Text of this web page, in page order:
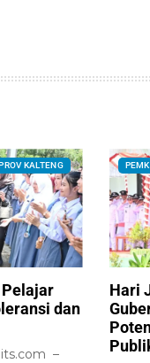
KALTENG
dan
–
Hari